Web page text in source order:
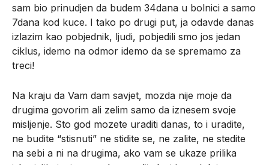
sam bio prinudjen da budem 34dana u bolnici a samo
7dana kod kuce. I tako po drugi put, ja odavde danas
izlazim kao pobjednik, ljudi, pobjedili smo jos jedan
ciklus, idemo na odmor idemo da se spremamo za
treci!
Na kraju da Vam dam savjet, mozda nije moje da
drugima govorim ali zelim samo da iznesem svoje
misljenje. Sto god mozete uraditi danas, to i uradite,
ne budite “stisnuti” ne stidite se, ne zalite, ne stedite
na sebi a ni na drugima, ako vam se ukaze prilika